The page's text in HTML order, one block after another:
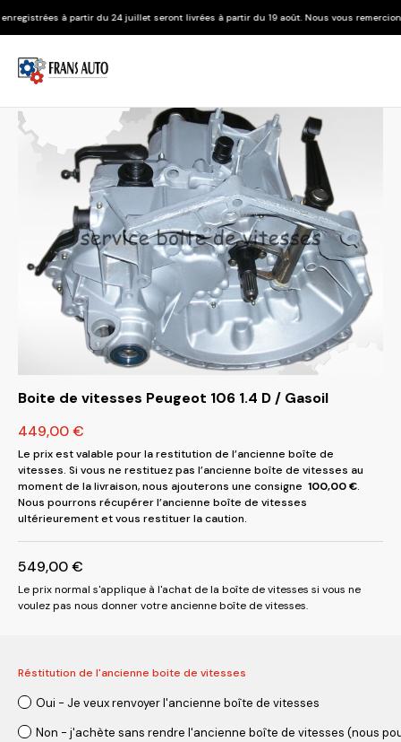
24 juillet seront livrées à partir du 19 août. Nous vous remercions de votre
Boite de vitesses Peugeot 106 1.4 D / Gasoil
449,00€
Le prix est valable pour la restitution de l’ancienne boîte de
vitesses. Si vous ne restituez pas l’ancienne boîte de vitesses au
moment de la livraison, nous ajouterons une consigne 100,00€.
Nous pourrons récupérer l’ancienne boîte de vitesses
ultérieurement et vous restituer la caution.
549,00€
Le prix normal s'applique à l'achat de la boîte de vitesses si vous ne
voulez pas nous donner votre ancienne boîte de vitesses.
Réstitution de l'ancienne boite de vitesses
Oui - Je veux renvoyer l'ancienne boîte de vitesses
Non - j'achète sans rendre l'ancienne boîte de vitesses (nous